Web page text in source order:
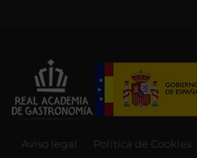
Aviso legal Política de Cookies